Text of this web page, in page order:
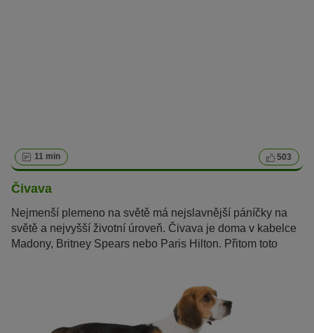
11 min 503
Čivava
Nejmenší plemeno na světě má nejslavnější páníčky na
světě a nejvyšší životní úroveň. Čivava je doma v kabelce
Madony, Britney Spears nebo Paris Hilton. Přitom toto